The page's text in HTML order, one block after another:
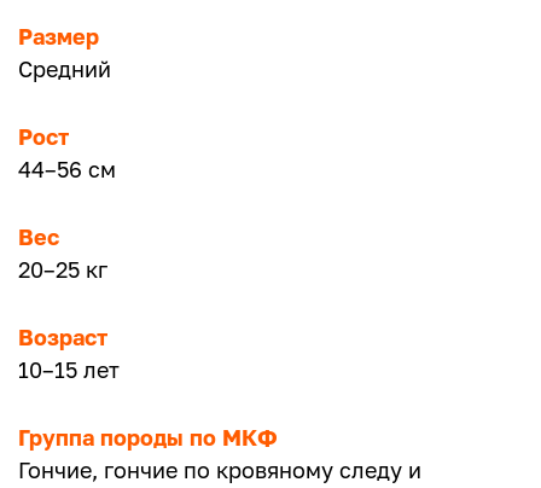
Размер
Средний
Рост
44–56 см
Вес
20–25 кг
Возраст
10–15 лет
Группа породы по МКФ
Гончие, гончие по кровяному следу и